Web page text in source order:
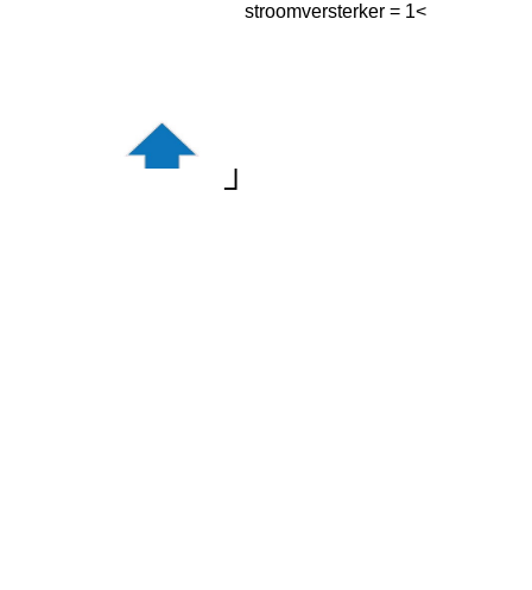
stroomversterker = 1<
┘